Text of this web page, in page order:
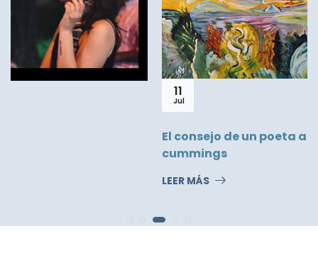
El consejo de un poeta a los estudiantes por e.e.